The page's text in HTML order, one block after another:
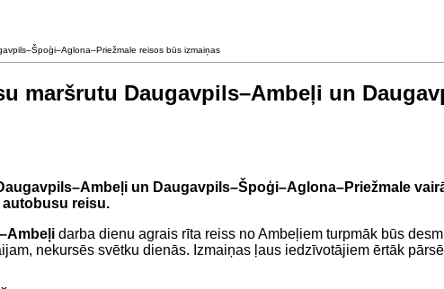
reisos būs izmaiņas
maršrutu Daugavpils–Ambeļi un
un Daugavpils–Špoģi–Aglona–Priežmale
reisu.
darba dienu agrais rīta reiss no Ambeļiem turpmāk būs
nekursēs svētku dienās. Izmaiņas ļaus iedzīvotājiem ērtāk